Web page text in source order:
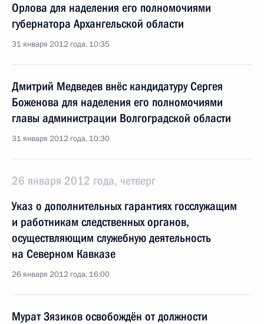
Орлова для наделения его полномочиями
губернатора Архангельской области
31 января 2012 года, 10:35
Дмитрий Медведев внёс кандидатуру Сергея
Боженова для наделения его полномочиями
главы администрации Волгоградской области
31 января 2012 года, 10:30
26 января 2012 года, четверг
Указ о дополнительных гарантиях госслужащим
и работникам следственных органов,
осуществляющим служебную деятельность
на Северном Кавказе
26 января 2012 года, 16:00
Мурат Зязиков освобождён от должности